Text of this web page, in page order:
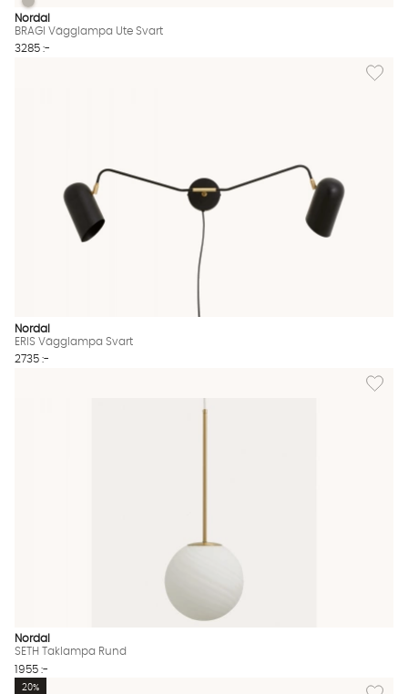
BRAGI Vägglampa Ute Svart Finns även i dessa färger:
BRAGI Vägglampa Ute Svart
Nordal
BRAGI Vägglampa Ute Svart
3285 :-
Lägg
Nordal
ERIS Vägglampa Svart
2735 :-
Lägg
Nordal
SETH Taklampa Rund
1955 :-
Lägg
20%